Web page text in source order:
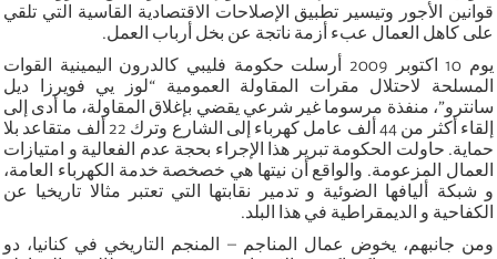
قوانين الأجور وتيسير تطبيق الإصلاحات الاقتصادية القاسية التي تلقي
على كاهل العمال عبء أزمة ناتجة عن بخل أرباب العمل.
يوم 10 اكتوبر 2009 أرسلت حكومة فليبي كالدرون اليمينية القوات
المسلحة لاحتلال مقرات المقاولة العمومية “لوز يي فويرزا ديل
سانترو”، منفذة مرسوما غير شرعي يقضي بإغلاق المقاولة، ما أدى إلى
إلقاء أكثر من 44 ألف عامل كهرباء إلى الشارع وترك 22 ألف متقاعد بلا
حماية. حاولت الحكومة تبرير هذا الإجراء بحجة عدم الفعالية و امتيازات
العمال المزعومة. والواقع أن نيتها هي خصخصة خدمة الكهرباء العامة،
و شبكة أليافها الضوئية و تدمير نقابتها التي تعتبر مثالا تاريخيا عن
الكفاحية و الديمقراطية في هذا البلد.
ومن جانبهم، يخوض عمال المناجم – المنجم التاريخي في كنانيا، دو